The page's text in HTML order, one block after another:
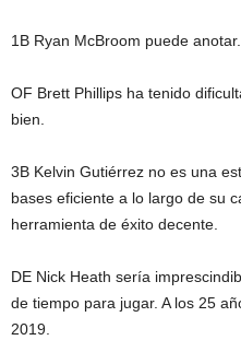
1B Ryan McBroom puede
OF Brett Phillips ha tenido
bien.
3B Kelvin Gutiérrez no es una
bases eficiente a lo largo de su
herramienta de éxito decente.
DE Nick Heath sería
de tiempo para jugar. A los 25
2019.